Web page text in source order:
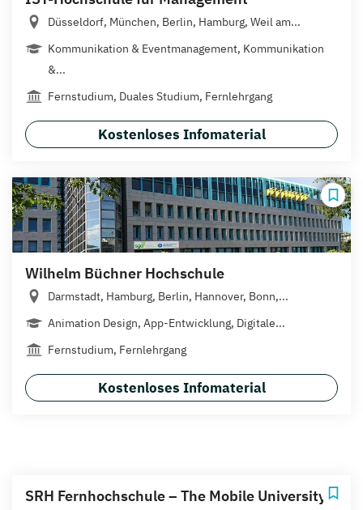
Düsseldorf, München, Berlin, Hamburg, Weil am...
Kommunikation & Eventmanagement, Kommunikation
&...
Fernstudium, Duales Studium, Fernlehrgang
Kostenloses Infomaterial
Wilhelm Büchner Hochschule
Darmstadt, Hamburg, Berlin, Hannover, Bonn,...
Animation Design, App-Entwicklung, Digitale...
Fernstudium, Fernlehrgang
Kostenloses Infomaterial
SRH Fernhochschule – The Mobile University